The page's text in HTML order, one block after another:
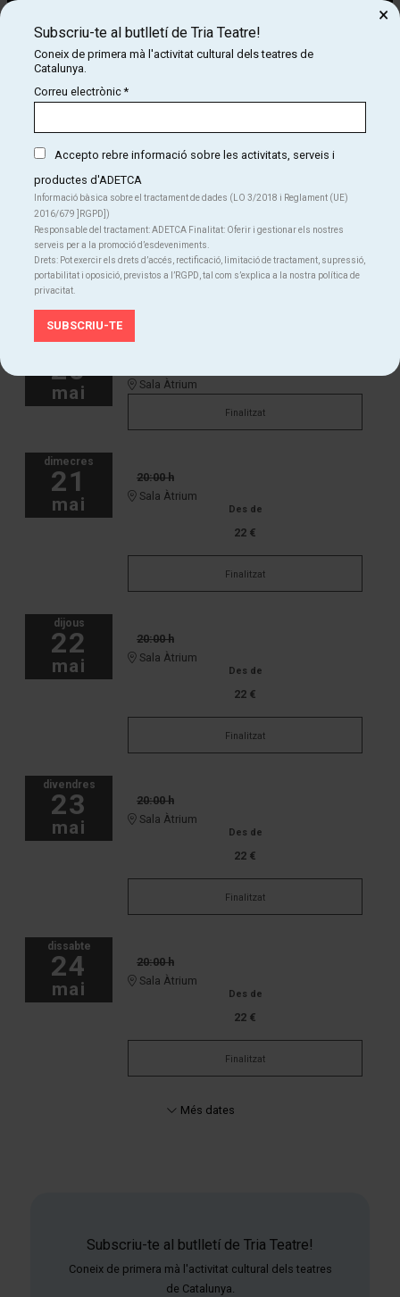
Diapositiva 1 de 1
humana. El personatge revisa els fets que han marcat la seva
alterna episodis biogràfics, referències literàries i reflexions sobre
el llenguatge, la memòria i la identitat.
20
mai
Sala Àtrium
Finalitzat
dimecres
21
mai
20:00 h
Sala Àtrium
Des de
22 €
Finalitzat
dijous
22
mai
20:00 h
Sala Àtrium
Des de
22 €
Finalitzat
divendres
23
mai
20:00 h
Sala Àtrium
Des de
22 €
Finalitzat
dissabte
24
mai
20:00 h
Sala Àtrium
Des de
22 €
Finalitzat
Més dates
Subscriu-te al butlletí de Tria Teatre!
Coneix de primera mà l'activitat cultural dels teatres
de Catalunya.
Subscriu-te al butlletí de Tria Teatre!
Coneix de primera mà l'activitat cultural dels teatres de
Catalunya.
Correu electrònic*
Accepto rebre informació sobre les activitats, serveis i
productes d'ADETCA
Informació bàsica sobre el tractament de dades (LO 3/2018 i Reglament (UE)
2016/679 ]RGPD])
Responsable del tractament: ADETCA Finalitat: Oferir i gestionar els nostres
serveis per a la promoció d’esdeveniments.
Drets: Pot exercir els drets d’accés, rectificació, limitació de tractament, supressió,
portabilitat i oposició, previstos a l’RGPD, tal com s’explica a la nostra política de
privacitat.
×